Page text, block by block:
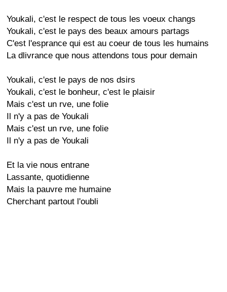
Youkali, c'est le respect de tous les voeux changs
Youkali, c'est le pays des beaux amours partags
C'est l'esprance qui est au coeur de tous les humains
La dlivrance que nous attendons tous pour demain
Youkali, c'est le pays de nos dsirs
Youkali, c'est le bonheur, c'est le plaisir
Mais c'est un rve, une folie
Il n'y a pas de Youkali
Mais c'est un rve, une folie
Il n'y a pas de Youkali
Et la vie nous entrane
Lassante, quotidienne
Mais la pauvre me humaine
Cherchant partout l'oubli